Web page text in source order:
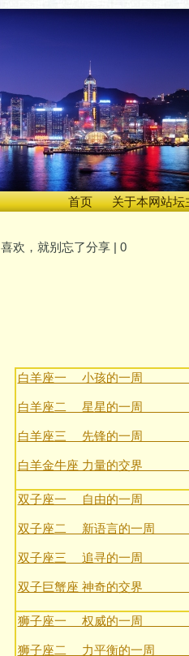
首页
关于本网站坛
喜欢，就别忘了分享 | 0
白羊座一 小孩的一周 (3
白羊座二 星星的一周 (4
白羊座三 先锋的一周 (4
白羊金牛座 力量的交界 (4
双子座一 自由的一周 (5
双子座二 新语言的一周
双子座三 追寻的一周 (6
双子巨蟹座 神奇的交界 (6
狮子座一 权威的一周 (7
狮子座二 力平衡的一周